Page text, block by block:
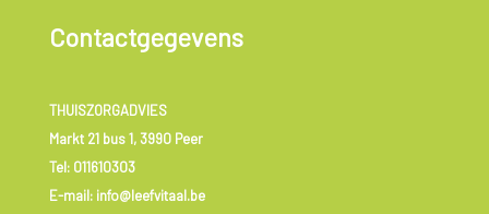
Contactgegevens
THUISZORGADVIES
Markt 21 bus 1, 3990 Peer
Tel: 011610303
E-mail: info@leefvitaal.be